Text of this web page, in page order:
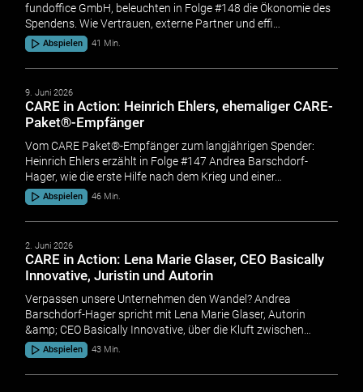
fundoffice GmbH, beleuchten in Folge #148 die Ökonomie des
Spendens. Wie Vertrauen, externe Partner und effi…
Abspielen 41 Min.
9. Juni 2026
CARE in Action: Heinrich Ehlers, ehemaliger CARE-
Paket®-Empfänger
Vom CARE Paket®-Empfänger zum langjährigen Spender:
Heinrich Ehlers erzählt in Folge #147 Andrea Barschdorf-
Hager, wie die erste Hilfe nach dem Krieg und einer…
Abspielen 46 Min.
2. Juni 2026
CARE in Action: Lena Marie Glaser, CEO Basically
Innovative, Juristin und Autorin
Verpassen unsere Unternehmen den Wandel? Andrea
Barschdorf-Hager spricht mit Lena Marie Glaser, Autorin
&amp; CEO Basically Innovative, über die Kluft zwischen…
Abspielen 43 Min.